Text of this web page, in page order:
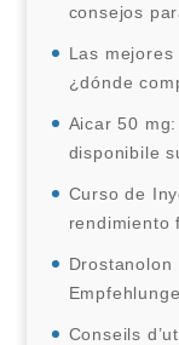
consejos
Las
¿dónde
Aicar 50
disponibile
Curso de
rendimiento
Drostanolon
Conseils